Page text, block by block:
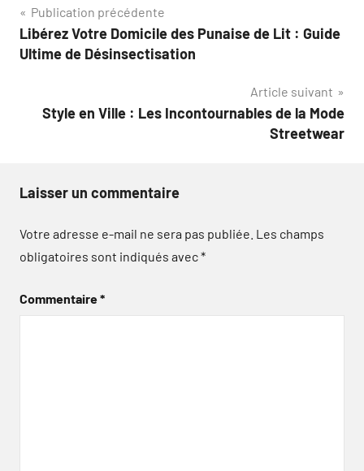
Navigation
de
Publication précédente
Libérez Votre Domicile des Punaise de Lit : Guide
Ultime de Désinsectisation
Article suivant
Style en Ville : Les Incontournables de la Mode
Streetwear
Laisser un commentaire
Votre adresse e-mail ne sera pas publiée. Les champs
obligatoires sont indiqués avec*
Commentaire*